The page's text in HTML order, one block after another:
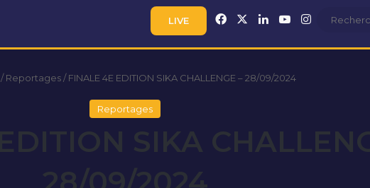
LIVE FacebookLinkedinYouTube
Instagram
/ Reportages/ FINALE 4E EDITION SIKA CHALLENGE – 28/09/2024
Reportages